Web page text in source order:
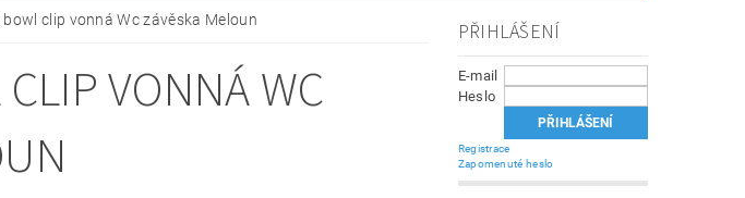
ÚDAJŮ.
bowl clip vonná Wc závěska Meloun
VONNÁ WC
PŘIHLÁŠENÍ
E-mail
Heslo
Registrace
Zapomenuté heslo